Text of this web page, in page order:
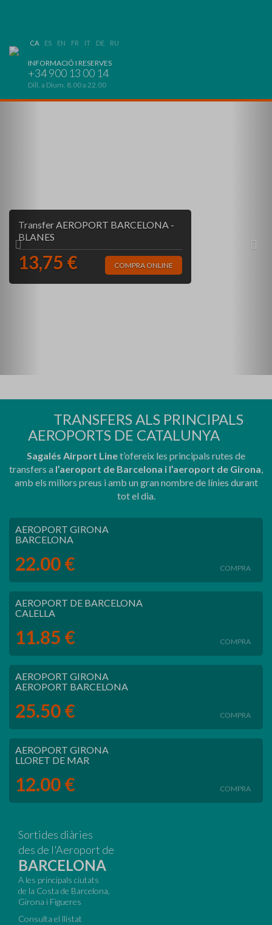
CA ES EN FR IT DE RU
INFORMACIÓ I RESERVES
+34 900 13 00 14
Dill. a Dium. 8.00 a 22.00
Transfer AEROPORT BARCELONA -
BLANES
13,75 € COMPRA ONLINE
TRANSFERS ALS PRINCIPALS
AEROPORTS DE CATALUNYA
Sagalés Airport Linet’ofereix les principals rutes de
transfers a l’aeroport de Barcelona i l’aeroport de Girona,
amb els millors preus i amb un gran nombre de línies durant
tot el dia.
AEROPORT GIRONA
BARCELONA
22.00 € COMPRA
AEROPORT DE BARCELONA
CALELLA
11.85 € COMPRA
AEROPORT GIRONA
AEROPORT BARCELONA
25.50 € COMPRA
AEROPORT GIRONA
LLORET DE MAR
12.00 € COMPRA
Sortides diàries
des de l'Aeroport de
BARCELONA
A les principals ciutats
de la Costa de Barcelona,
Girona i Figueres
Consulta el llistat